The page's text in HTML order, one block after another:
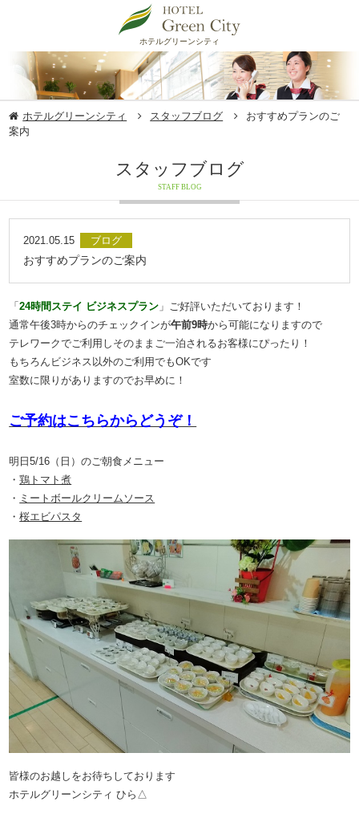
ホテルグリーンシティ
ホテルグリーンシティ スタッフブログ
おすすめプランのご
案内
スタッフブログ
STAFF BLOG
2021.05.15 ブログ
おすすめプランのご案内
「24時間ステイ ビジネスプラン 」ご好評いただいております！
通常午後3時からのチェックインが午前9時から可能になりますので
テレワークでご利用しそのままご一泊されるお客様にぴったり！
もちろんビジネス以外のご利用でもOKです
室数に限りがありますのでお早めに！
ご予約はこちらからどうぞ！
明日5/16（日）のご朝食メニュー
・鶏トマト煮
・ ミートボールクリームソース
・桜エビパスタ
皆様のお越しをお待ちしております
ホテルグリーンシティ ひら△